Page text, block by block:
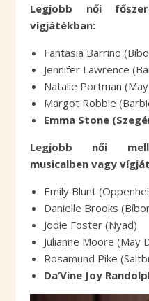
Legjobb női
vígjátékban:
Fantasia Barrino
Jennifer Lawrence
Natalie Portman
Margot Robbie
Emma Stone
Legjobb női
musicalben vagy
Emily Blunt
Danielle Brooks
Jodie Foster (Nyad)
Julianne Moore (May
Rosamund Pike
Da’Vine Joy